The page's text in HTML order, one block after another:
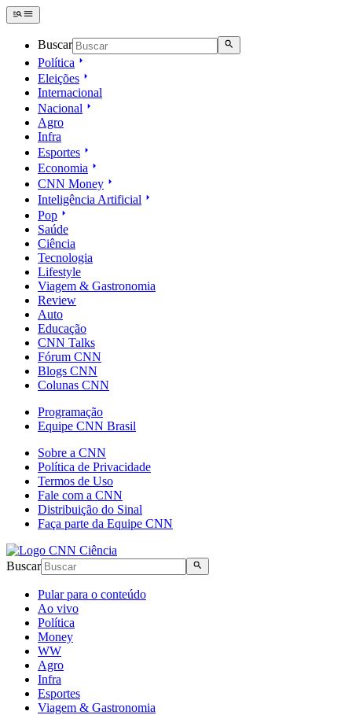
Buscar
Política
Eleições
Internacional
Nacional
Agro
Infra
Esportes
Economia
CNN Money
Inteligência Artificial
Pop
Saúde
Ciência
Tecnologia
Lifestyle
Viagem & Gastronomia
Review
Auto
Educação
CNN Talks
Fórum CNN
Blogs CNN
Colunas CNN
Programação
Equipe CNN Brasil
Sobre a CNN
Política de Privacidade
Termos de Uso
Fale com a CNN
Distribuição do Sinal
Faça parte da Equipe CNN
Buscar
Pular para o conteúdo
Ao vivo
Política
Money
WW
Agro
Infra
Esportes
Viagem & Gastronomia